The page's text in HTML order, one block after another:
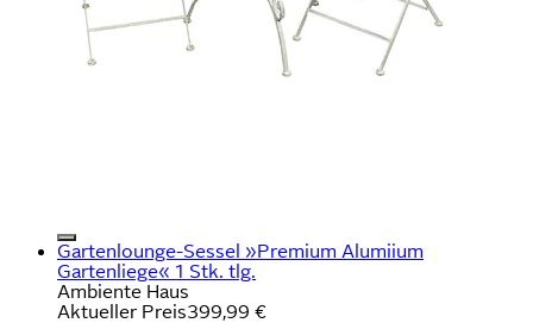
Gartenlounge-Sessel »Premium Alumiium
Gartenliege« 1 Stk. tlg.
Ambiente Haus
Aktueller Preis399,99 €